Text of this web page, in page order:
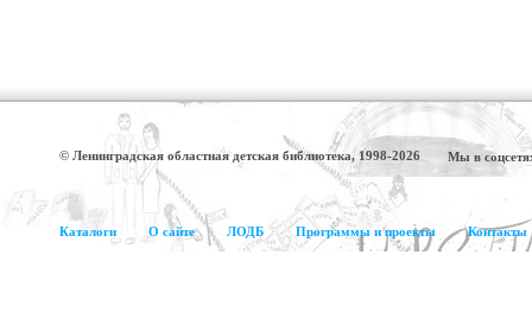
© Ленинградская областная детская библиотека, 1998-2026 Мы в
Каталоги О сайте ЛОДБ Программы и проекты Контакты